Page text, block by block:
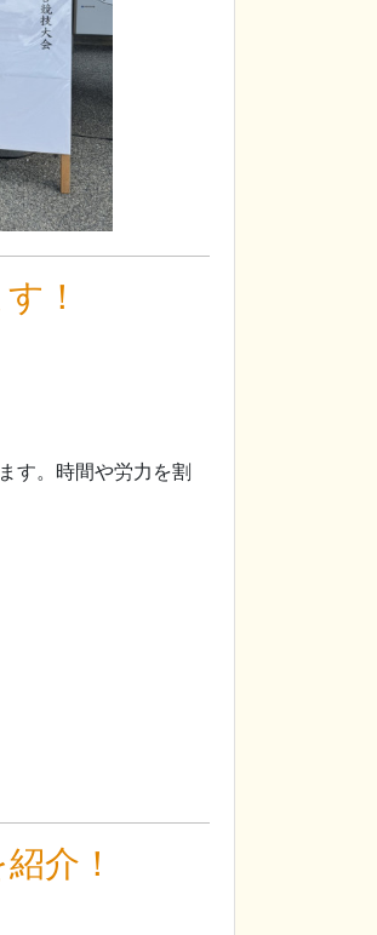
！
す。時間や労力を割
介！